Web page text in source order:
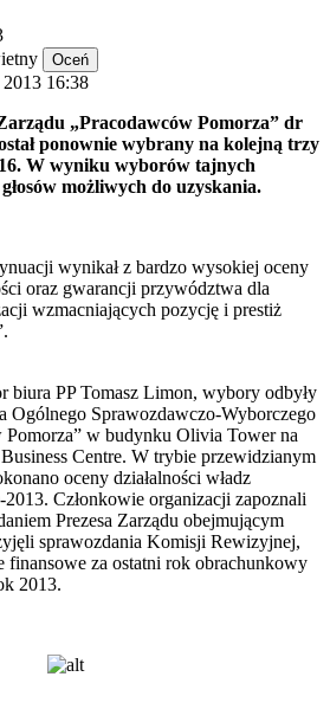
2013 16:38
„Pracodawców Pomorza” dr
ponownie wybrany na kolejną trzy
W wyniku wyborów tajnych
możliwych do uzyskania.
wynikał z bardzo wysokiej oceny
oraz gwarancji przywództwa dla
wzmacniających pozycję i prestiż
biura PP Tomasz Limon, wybory odbyły
Ogólnego Sprawozdawczo-Wyborczego
Pomorza” w budynku Olivia Tower na
Centre. W trybie przewidzianym
oceny działalności władz
Członkowie organizacji zapoznali
Prezesa Zarządu obejmującym
sprawozdania Komisji Rewizyjnej,
finansowe za ostatni rok obrachunkowy
2013.